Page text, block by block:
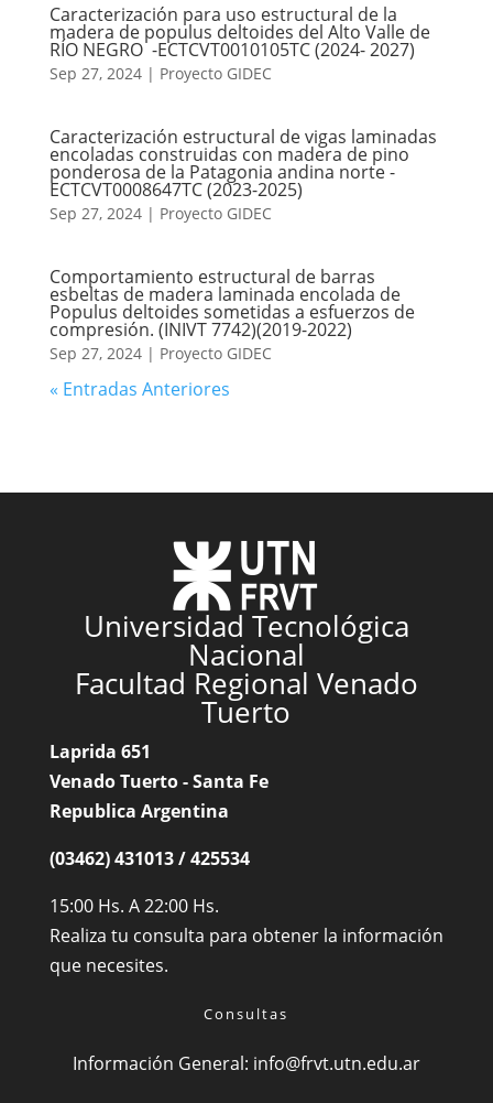
Caracterización para uso estructural de la
madera de populus deltoides del Alto Valle de
RÍO NEGRO -ECTCVT0010105TC (2024- 2027)
Sep 27, 2024| Proyecto GIDEC
Caracterización estructural de vigas laminadas
encoladas construidas con madera de pino
ponderosa de la Patagonia andina norte -
ECTCVT0008647TC (2023-2025)
Sep 27, 2024| Proyecto GIDEC
Comportamiento estructural de barras
esbeltas de madera laminada encolada de
Populus deltoides sometidas a esfuerzos de
compresión. (INIVT 7742)(2019-2022)
Sep 27, 2024| Proyecto GIDEC
« Entradas Anteriores
Universidad Tecnológica
Nacional
Facultad Regional Venado
Tuerto
Laprida 651
Venado Tuerto - Santa Fe
Republica Argentina
(03462) 431013 / 425534
15:00 Hs. A 22:00 Hs.
Realiza tu consulta para obtener la información
que necesites.
Consultas
Información General: info@frvt.utn.edu.ar